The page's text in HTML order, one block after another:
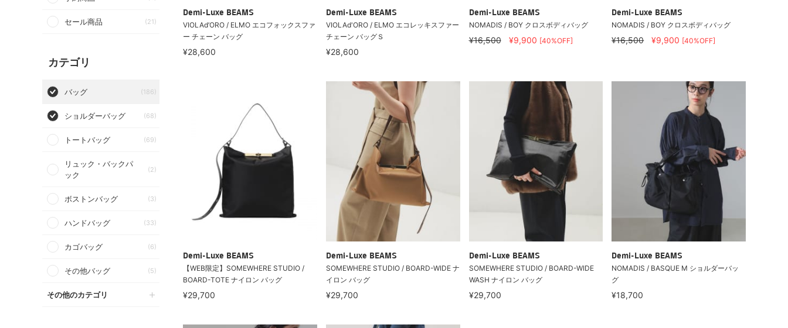
セール商品 (21)
カテゴリ
バッグ (186)
ショルダーバッグ (68)
トートバッグ (69)
リュック・バックパ
ック
(2)
ボストンバッグ (3)
ハンドバッグ (33)
カゴバッグ (6)
その他バッグ (5)
その他のカテゴリ
Demi-Luxe BEAMS
VIOLAd’ORO / ELMO エコフォックスファ
ー チェーン バッグ
¥28,600
Demi-Luxe BEAMS
VIOLAd'ORO / ELMO エコレッキスファー
チェーン バッグＳ
¥28,600
Demi-Luxe BEAMS
NOMADIS / BOY クロスボディバッグ
¥16,500 ¥9,900 [40%OFF]
Demi-Luxe BEAMS
NOMADIS / BOY クロスボディバッグ
¥16,500 ¥9,900 [40%OFF]
Demi-Luxe BEAMS
【WEB限定】SOMEWHERE STUDIO /
BOARD-TOTE ナイロン バッグ
¥29,700
Demi-Luxe BEAMS
SOMEWHERE STUDIO / BOARD-WIDE ナ
イロン バッグ
¥29,700
Demi-Luxe BEAMS
SOMEWHERE STUDIO / BOARD-WIDE
WASH ナイロン バッグ
¥29,700
Demi-Luxe BEAMS
NOMADIS / BASQUE M ショルダーバッ
グ
¥18,700